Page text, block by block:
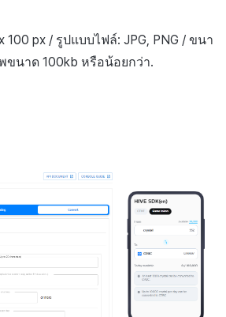
100 px / รูปแบบไฟล์: JPG, PNG / ขนา
ขนาด 100kb หรือน้อยกว่า.